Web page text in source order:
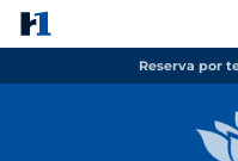
Reserva por